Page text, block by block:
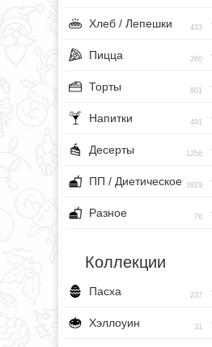
Хлеб / Лепешки 433
Пицца 260
Торты 801
Напитки 491
Десерты 1256
ПП / Диетическое 3929
Разное 76
Коллекции
Пасха 237
Хэллоуин 31